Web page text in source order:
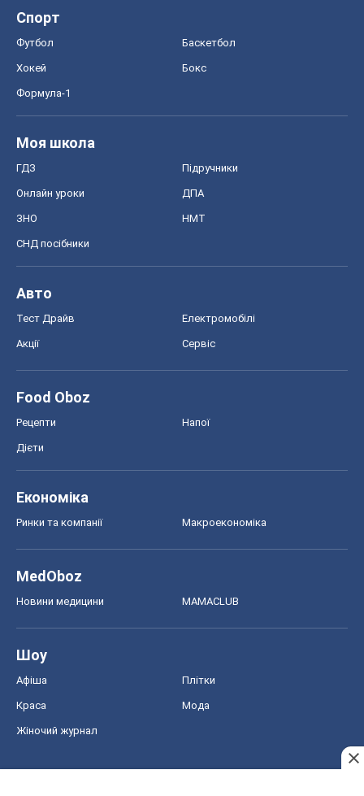
Спорт
Футбол Баскетбол
Хокей Бокс
Формула-1
Моя школа
ГДЗ Підручники
Онлайн уроки ДПА
ЗНО НМТ
СНД посібники
Авто
Тест Драйв Електромобілі
Акції Сервіс
Food Oboz
Рецепти Напої
Дієти
Економіка
Ринки та компанії Макроекономіка
MedOboz
Новини медицини MAMACLUB
Шоу
Афіша Плітки
Краса Мода
Жіночий журнал